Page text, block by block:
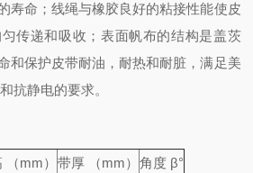
寿命；线绳与橡胶良好的粘接性能使皮
传递和吸收；表面帆布的结构是盖茨
和保护皮带耐油，耐热和耐脏，满足美
抗静电的要求。
（mm） 带厚 （mm） 角度 β°